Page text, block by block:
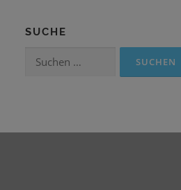
SUCHE
Suchen